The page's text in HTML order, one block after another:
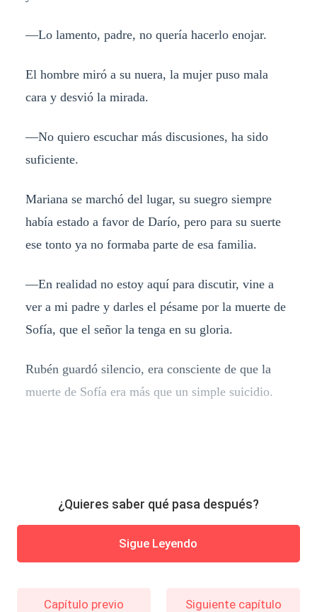
—Lo lamento, padre, no quería hacerlo enojar.
El hombre miró a su nuera, la mujer puso mala
cara y desvió la mirada.
—No quiero escuchar más discusiones, ha sido
suficiente.
Mariana se marchó del lugar, su suegro siempre
había estado a favor de Darío, pero para su suerte
ese tonto ya no formaba parte de esa familia.
—En realidad no estoy aquí para discutir, vine a
ver a mi padre y darles el pésame por la muerte de
Sofía, que el señor la tenga en su gloria.
Rubén guardó silencio, era consciente de que la
muerte de Sofía era más que un simple suicidio.
¿Quieres saber qué pasa después?
Sigue Leyendo
Capítulo previo Siguiente capítulo